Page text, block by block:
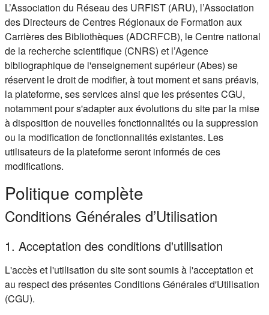
L’Association du Réseau des URFIST (ARU), l’Association
des Directeurs de Centres Régionaux de Formation aux
Carrières des Bibliothèques (ADCRFCB), le Centre national
de la recherche scientifique (CNRS) et l’Agence
bibliographique de l'enseignement supérieur (Abes) se
réservent le droit de modifier, à tout moment et sans préavis,
la plateforme, ses services ainsi que les présentes CGU,
notamment pour s'adapter aux évolutions du site par la mise
à disposition de nouvelles fonctionnalités ou la suppression
ou la modification de fonctionnalités existantes. Les
utilisateurs de la plateforme seront informés de ces
modifications.
Politique complète
Conditions Générales d’Utilisation
1. Acceptation des conditions d'utilisation
L'accès et l'utilisation du site sont soumis à l'acceptation et
au respect des présentes Conditions Générales d'Utilisation
(CGU).